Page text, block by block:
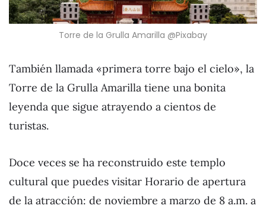
Torre de la Grulla Amarilla @Pixabay
También llamada «primera torre bajo el cielo», la
Torre de la Grulla Amarilla tiene una bonita
leyenda que sigue atrayendo a cientos de
turistas.
Doce veces se ha reconstruido este templo
cultural que puedes visitar Horario de apertura
de la atracción: de noviembre a marzo de 8 a.m. a